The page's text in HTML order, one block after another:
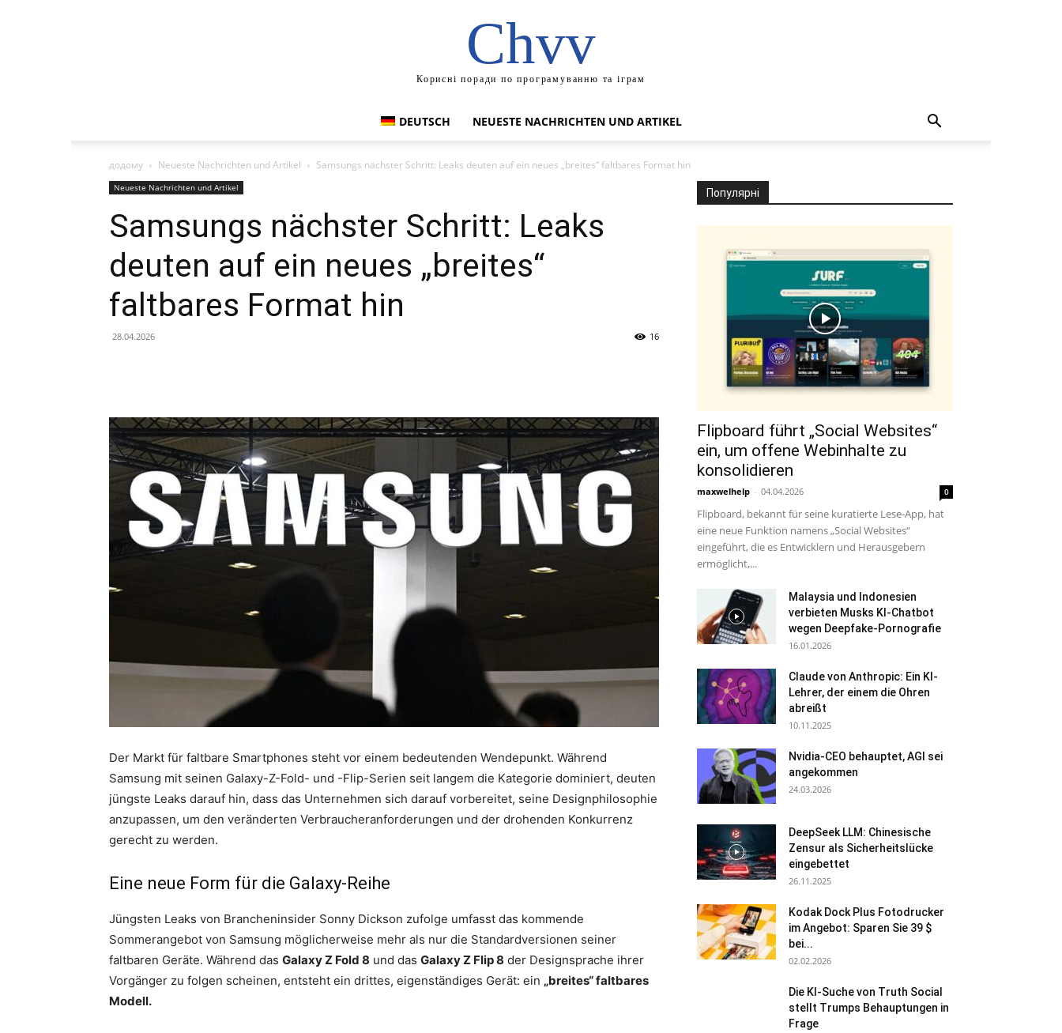
Chvv
Корисні поради по програмуванню та іграм
DEUTSCH NEUESTE NACHRICHTEN UND ARTIKEL
додому Neueste Nachrichten und Artikel Samsungs nächster Schritt: Leaks deuten auf ein neues „breites“ faltbares Format hin
Neueste Nachrichten und Artikel
Samsungs nächster Schritt: Leaks
deuten auf ein neues „breites“
faltbares Format hin
28.04.2026 16
Der Markt für faltbare Smartphones steht vor einem bedeutenden Wendepunkt. Während
Samsung mit seinen Galaxy-Z-Fold- und -Flip-Serien seit langem die Kategorie dominiert, deuten
jüngste Leaks darauf hin, dass das Unternehmen sich darauf vorbereitet, seine Designphilosophie
anzupassen, um den veränderten Verbraucheranforderungen und der drohenden Konkurrenz
gerecht zu werden.
Eine neue Form für die Galaxy-Reihe
Jüngsten Leaks von Brancheninsider Sonny Dickson zufolge umfasst das kommende
Sommerangebot von Samsung möglicherweise mehr als nur die Standardversionen seiner
faltbaren Geräte. Während das Galaxy Z Fold 8 und das Galaxy Z Flip 8 der Designsprache ihrer
Vorgänger zu folgen scheinen, entsteht ein drittes, eigenständiges Gerät: ein „breites“ faltbares
Modell.
Популярні
Flipboard führt „Social Websites“
ein, um offene Webinhalte zu
konsolidieren
maxwelhelp - 04.04.2026 0
Flipboard, bekannt für seine kuratierte Lese-App, hat
eine neue Funktion namens „Social Websites“
eingeführt, die es Entwicklern und Herausgebern
ermöglicht,...
Malaysia und Indonesien
verbieten Musks KI-Chatbot
wegen Deepfake-Pornografie
16.01.2026
Claude von Anthropic: Ein KI-
Lehrer, der einem die Ohren
abreißt
10.11.2025
Nvidia-CEO behauptet, AGI sei
angekommen
24.03.2026
DeepSeek LLM: Chinesische
Zensur als Sicherheitslücke
eingebettet
26.11.2025
Kodak Dock Plus Fotodrucker
im Angebot: Sparen Sie 39 $
bei...
02.02.2026
Die KI-Suche von Truth Social
stellt Trumps Behauptungen in
Frage